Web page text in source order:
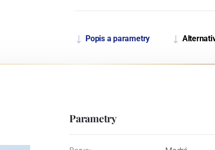
Popis a parametry
Parametry